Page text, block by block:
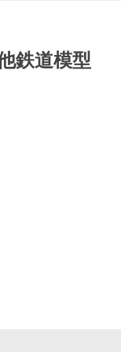
鉄道模型